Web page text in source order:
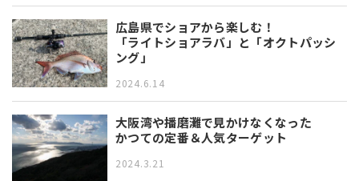
広島県でショアから楽しむ！
「ライトショアラバ」と「オクトパッシ
ング」
2024.6.14
大阪湾や播磨灘で見かけなくなった
かつての定番＆人気ターゲット
2024.3.21